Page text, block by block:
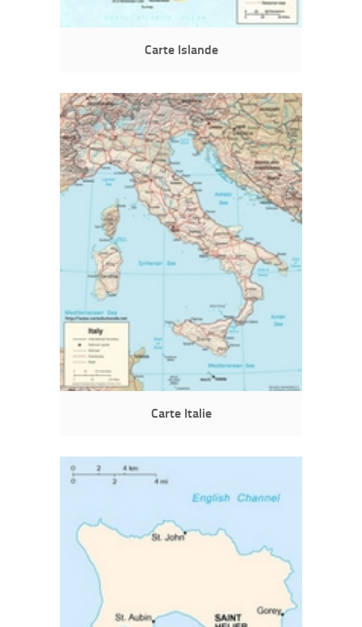
Carte Islande
Carte Italie